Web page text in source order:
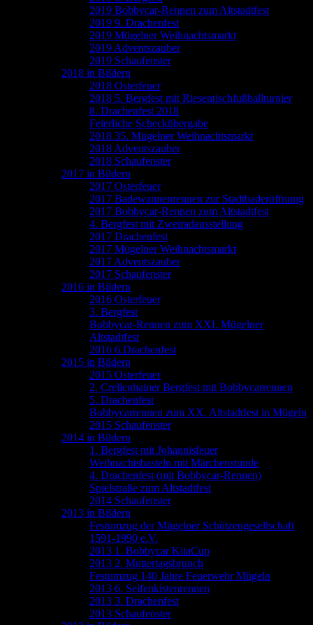
2019 Bobbycar-Rennen zum Altstadtfest
2019 9. Drachenfest
2019 Mügelner Weihnachtsmarkt
2019 Adventszauber
2019 Schaufenster
2018 in Bildern
2018 Osterfeuer
2018 5. Bergfest mit Riesentischfußballturnier
8. Drachenfest 2018
Feierliche Scheckübergabe
2018 35. Mügelner Weihnachtsmarkt
2018 Adventszauber
2018 Schaufenster
2017 in Bildern
2017 Osterfeuer
2017 Badewannenrennen zur Stadtbaderöffnung
2017 Bobbycar-Rennen zum Altstadtfest
4. Bergfest mit Zweiradausstellung
2017 Drachenfest
2017 Mügelner Weihnachtsmarkt
2017 Adventszauber
2017 Schaufenster
2016 in Bildern
2016 Osterfeuer
3. Bergfest
Bobbycar-Rennen zum XXI. Mügelner
Altstadtfest
2016 6.Drachenfest
2015 in Bildern
2015 Osterfeuer
2. Crellenhainer Bergfest mit Bobbycarrennen
5. Drachenfest
Bobbycarrennen zum XX. Altstadtfest in Mügeln
2015 Schaufenster
2014 in Bildern
1. Bergfest mit Johannisfeuer
Weihnachtsbasteln mit Märchenstunde
4. Drachenfest (mit Bobbycar-Rennen)
Spielstraße zum Altstadtfest
2014 Schaufenster
2013 in Bildern
Festumzug der Mügelner Schützengesellschaft
1591-1990 e.V.
2013 1. Bobbycar KitaCup
2013 2. Muttertagsbrunch
Festumzug 140 Jahre Feuerwehr Mügeln
2013 6. Seifenkistenrennen
2013 3. Drachenfest
2013 Schaufenster